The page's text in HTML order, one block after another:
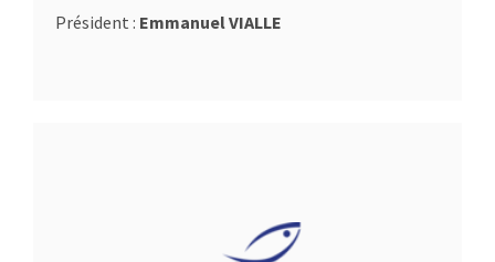
Président : Emmanuel VIALLE